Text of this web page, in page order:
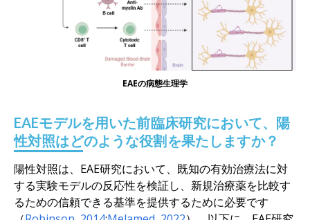
EAEの病態生理学
EAEモデルを用いた前臨床研究において、陽
性対照はどのような役割を果たしますか？
陽性対照は、EAE研究において、既知の有効治療法に対
する実験モデルの反応性を検証し、新規治療薬を比較す
るための信頼できる基準を提供するために必要です